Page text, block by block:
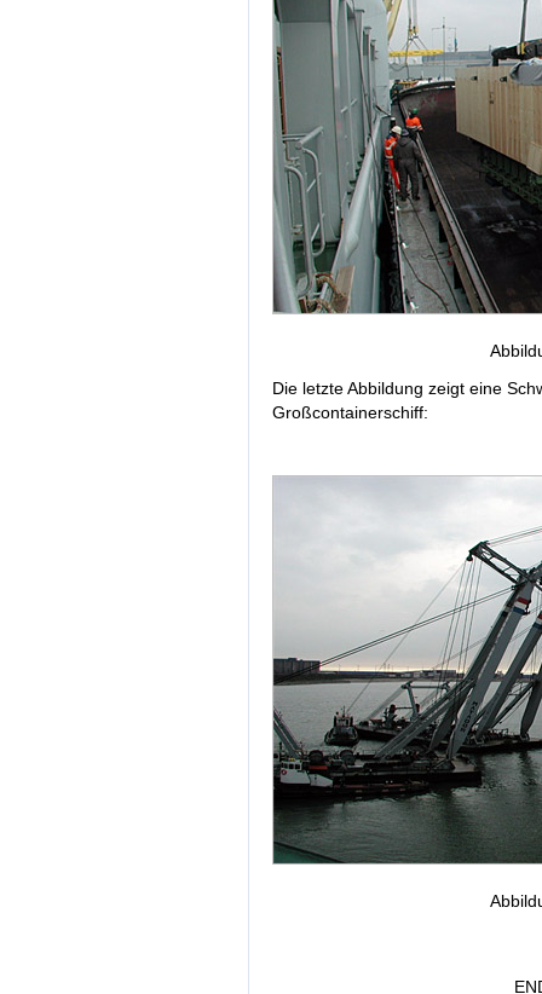
Die letzte Abbildung zeigt eine
Großcontainerschiff: